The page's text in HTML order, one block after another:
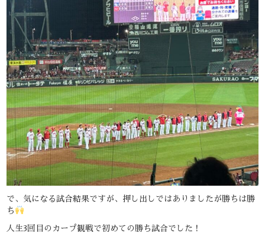
で、気になる試合結果ですが、押し出しではありましたが勝ちは勝
ち
人生3回目のカープ観戦で初めての勝ち試合でした！